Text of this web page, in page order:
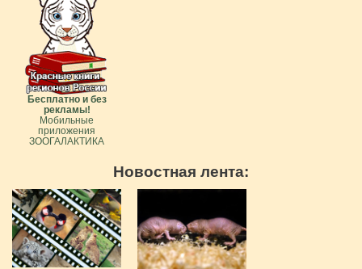
Бесплатно и без
рекламы!
Мобильные
приложения
ЗООГАЛАКТИКА
Новостная лента: